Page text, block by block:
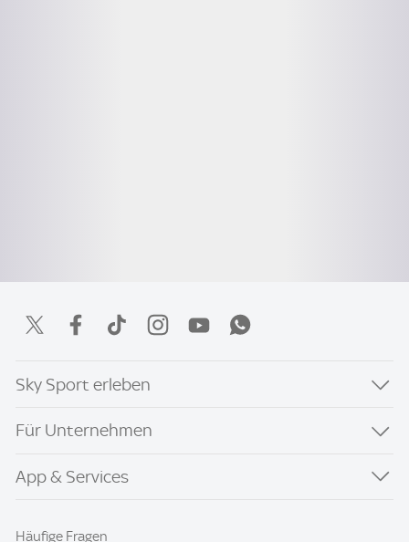
Sky Sport erleben
Für Unternehmen
App & Services
Häufige Fragen